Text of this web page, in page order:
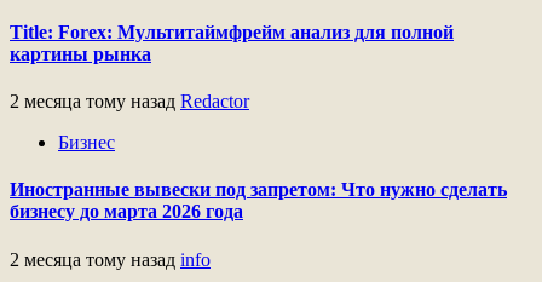
Title: Forex: Мультитаймфрейм анализ для полной
картины рынка
2 месяца тому назад Redactor
Бизнес
Иностранные вывески под запретом: Что нужно сделать
бизнесу до марта 2026 года
2 месяца тому назад info